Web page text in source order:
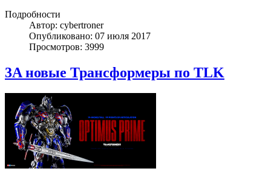
Подробности
Автор: cybertroner
Опубликовано: 07 июля 2017
Просмотров: 3999
3A новые Трансформеры по TLK